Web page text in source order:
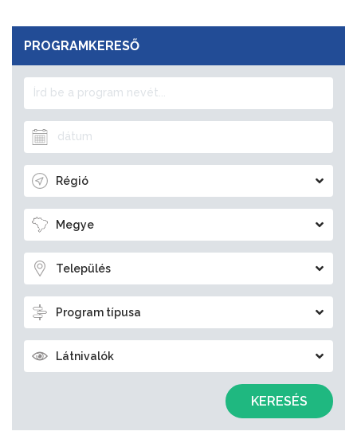
PROGRAMKERESŐ
Régió
Megye
Település
Program típusa
Látnivalók
KERESÉS